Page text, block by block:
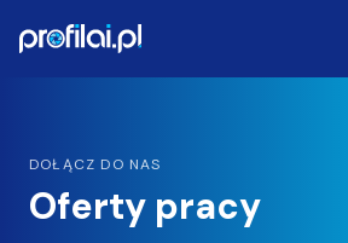
profilai - Studio Zdjęć Portretowych AI
DOŁĄCZ DO NAS
Oferty pracy